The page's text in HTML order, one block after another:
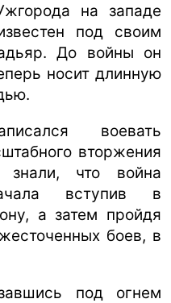
на западе
под своим
До войны он
носит длинную
воевать
вторжения
что война
вступив в
а затем пройдя
боев, в
под огнем